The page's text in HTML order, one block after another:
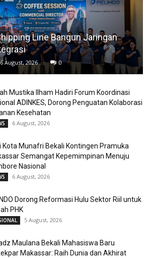
Line Bangun Jaringan
6 August, 2026 0
Mustika Ilham Hadiri Forum Koordinasi
ADINKES, Dorong Penguatan Kolaborasi
Kesehatan
6 August, 2026
Kota Munafri Bekali Kontingen Pramuka
Semangat Kepemimpinan Menuju
Nasional
6 August, 2026
Dorong Reformasi Hulu Sektor Riil untuk
PHK
5 August, 2026
Maulana Bekali Mahasiswa Baru
Makassar: Raih Dunia dan Akhirat